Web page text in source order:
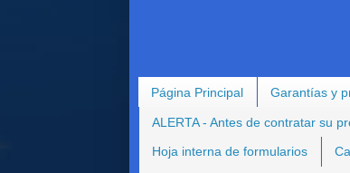
Página Principal Garantías y
ALERTA - Antes de contratar su
Hoja interna de formularios